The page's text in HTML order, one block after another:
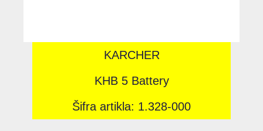
KARCHER
KHB 5 Battery
Šifra artikla: 1.328-000